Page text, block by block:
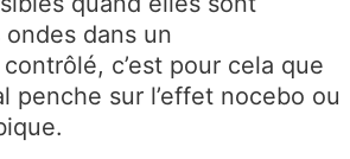
dans un
c’est pour cela que
penche sur l’effet nocebo ou